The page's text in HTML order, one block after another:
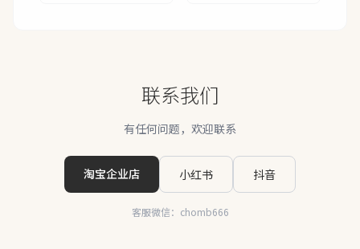
联系我们
有任何问题，欢迎联系
淘宝企业店 小红书 抖音
客服微信：chomb666